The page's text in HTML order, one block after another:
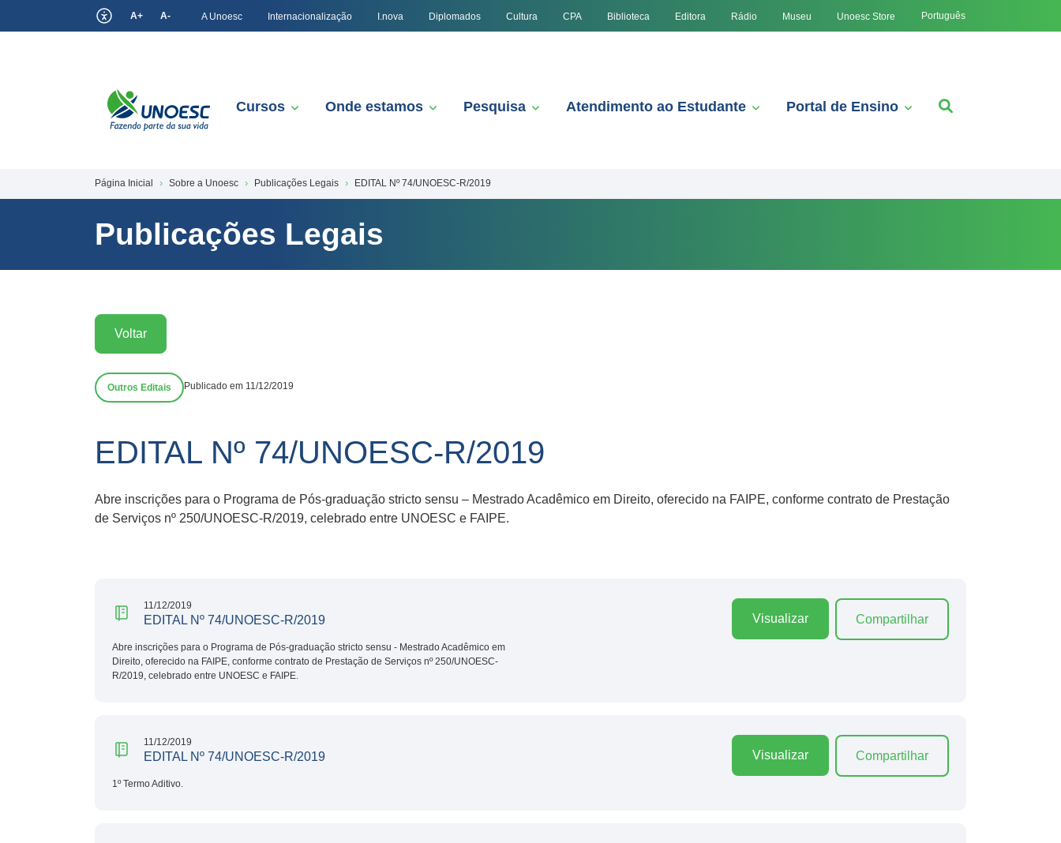
A+ A- A Unoesc Internacionalização I.nova Diplomados Cultura CPA Biblioteca Editora Rádio Museu Unoesc Store Português
Cursos Onde estamos Pesquisa Atendimento ao Estudante Portal de Ensino
Página Inicial Sobre a Unoesc Publicações Legais EDITAL Nº 74/UNOESC-R/2019
Publicações Legais
Voltar
Outros Editais Publicado em 11/12/2019
EDITAL Nº 74/UNOESC-R/2019
Abre inscrições para o Programa de Pós-graduação stricto sensu – Mestrado Acadêmico em Direito, oferecido na FAIPE, conforme contrato de Prestação
de Serviços nº 250/UNOESC-R/2019, celebrado entre UNOESC e FAIPE.
11/12/2019
EDITAL Nº 74/UNOESC-R/2019
Abre inscrições para o Programa de Pós-graduação stricto sensu - Mestrado Acadêmico em
Direito, oferecido na FAIPE, conforme contrato de Prestação de Serviços nº 250/UNOESC-
R/2019, celebrado entre UNOESC e FAIPE.
Visualizar Compartilhar
11/12/2019
EDITAL Nº 74/UNOESC-R/2019
1º Termo Aditivo.
Visualizar Compartilhar